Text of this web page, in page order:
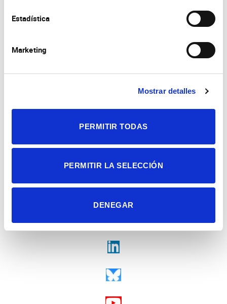
Estadística
Marketing
Mostrar detalles
PERMITIR TODAS
PERMITIR LA SELECCIÓN
DENEGAR
Campus de San Juan | Sant Joan d’Alacant